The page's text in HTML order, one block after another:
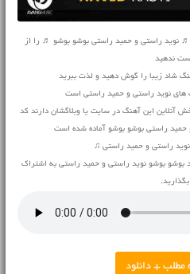
نوید راستی و حمید راستی بوشو بوشو ♬ را از
ندهید
شاد زیبا را گوش دهید و لذت ببرید
های نوید راستی و حمید راستی است
آنلاین این آهنگ در سایت یا وبلاگشان دارند کد
حمید راستی بوشو بوشو آماده شده است
راستی و حمید راستی ♫
بوشو بوشو نوید راستی و حمید راستی به اشتراک
بگذارید.
مطلب + دانلود